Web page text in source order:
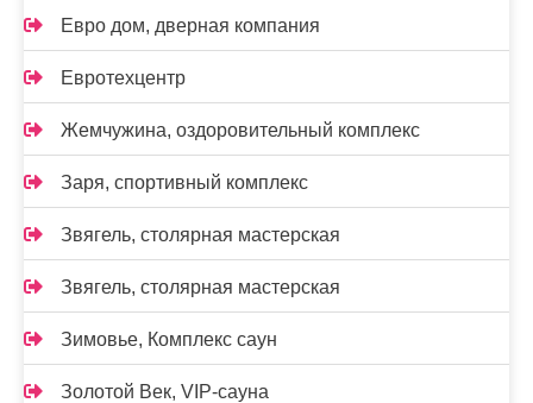
Евро дом, дверная компания
Евротехцентр
Жемчужина, оздоровительный комплекс
Заря, спортивный комплекс
Звягель, столярная мастерская
Звягель, столярная мастерская
Зимовье, Комплекс саун
Золотой Век, VIP-сауна